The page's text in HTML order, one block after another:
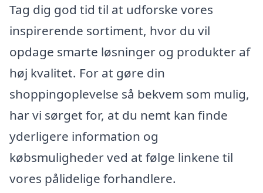
Tag dig god tid til at udforske vores
inspirerende sortiment, hvor du vil
opdage smarte løsninger og produkter af
høj kvalitet. For at gøre din
shoppingoplevelse så bekvem som mulig,
har vi sørget for, at du nemt kan finde
yderligere information og
købsmuligheder ved at følge linkene til
vores pålidelige forhandlere.